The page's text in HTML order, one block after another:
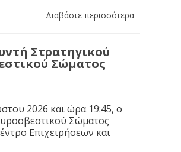
Διαβάστε περισσότερα
Στρατηγικού
Σώματος
2026 και ώρα 19:45, ο
Σώματος
Επιχειρήσεων και